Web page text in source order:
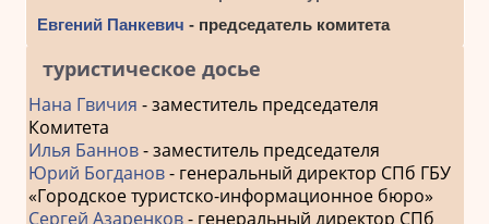
Евгений Панкевич - председатель комитета
туристическое досье
Нана Гвичия - заместитель председателя
Комитета
Илья Баннов- заместитель председателя
Юрий Богданов- генеральный директор СПб ГБУ
«Городское туристско-информационное бюро»
Сергей Азаренков- генеральный директор СПб